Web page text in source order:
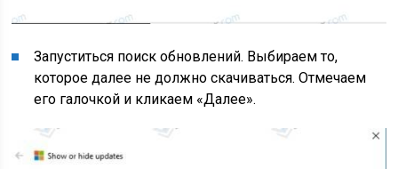
Запуститься поиск обновлений. Выбираем то,
которое далее не должно скачиваться. Отмечаем
его галочкой и кликаем «Далее».